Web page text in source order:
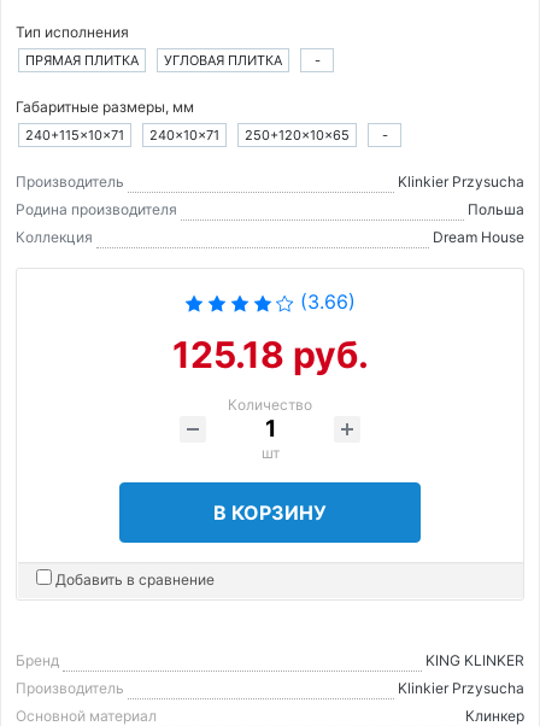
Тип исполнения
ПРЯМАЯ ПЛИТКА УГЛОВАЯ ПЛИТКА -
Габаритные размеры, мм
240+115×10×71 240×10×71 250+120×10×65 -
Производитель
Klinkier Przysucha
Родина производителя
Польша
Коллекция
Dream House
(3.66)
125.18 руб.
Количество
шт
В КОРЗИНУ
Добавить в сравнение
Бренд
KING KLINKER
Производитель
Klinkier Przysucha
Основной материал
Клинкер